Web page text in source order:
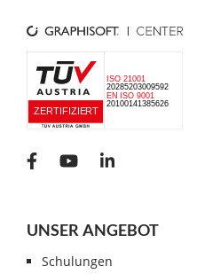
UNSER ANGEBOT
Schulungen